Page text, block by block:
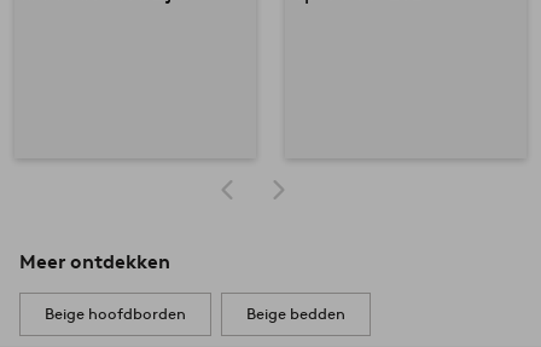
Meer ontdekken
Beige hoofdborden Beige bedden